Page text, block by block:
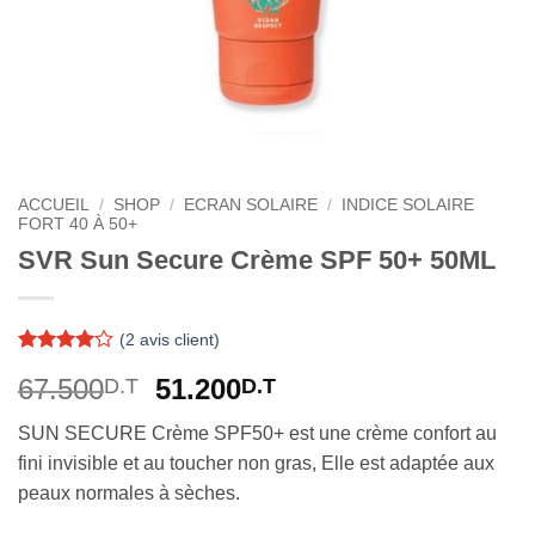
ACCUEIL / SHOP / ECRAN SOLAIRE /
INDICE SOLAIRE
FORT 40 À 50+
SVR Sun Secure Crème SPF 50+ 50ML
sur 5
basé sur
notations
client
(2 avis client)
67.500D.T
Le
prix
initial
était :
67.500D.T.
51.200D.TLe
actuel
est :
SUN SECURE Crème SPF50+ est une crème confort au
fini invisible et au toucher non gras, Elle est adaptée aux
peaux normales à sèches.